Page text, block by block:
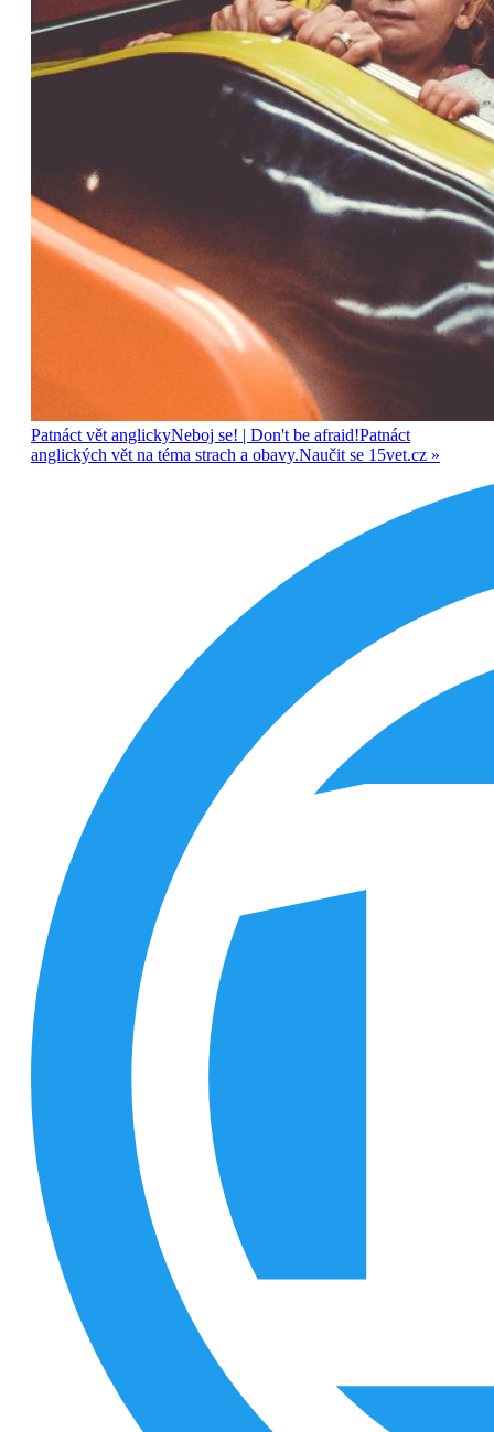
Patnáct vět anglickyNeboj se! | Don't be afraid!Patnáct
anglických vět na téma strach a obavy.Naučit se 15vet.cz »